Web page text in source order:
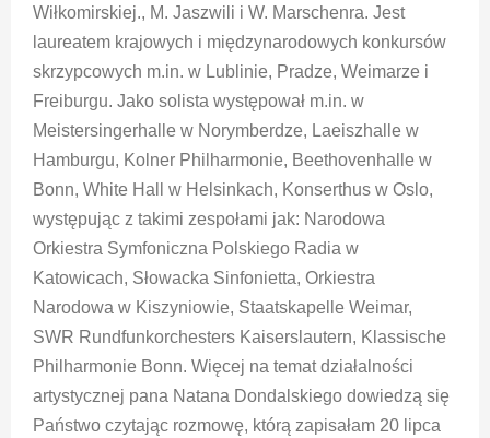
Wiłkomirskiej., M. Jaszwili i W. Marschenra. Jest
laureatem krajowych i międzynarodowych konkursów
skrzypcowych m.in. w Lublinie, Pradze, Weimarze i
Freiburgu. Jako solista występował m.in. w
Meistersingerhalle w Norymberdze, Laeiszhalle w
Hamburgu, Kolner Philharmonie, Beethovenhalle w
Bonn, White Hall w Helsinkach, Konserthus w Oslo,
występując z takimi zespołami jak: Narodowa
Orkiestra Symfoniczna Polskiego Radia w
Katowicach, Słowacka Sinfonietta, Orkiestra
Narodowa w Kiszyniowie, Staatskapelle Weimar,
SWR Rundfunkorchesters Kaiserslautern, Klassische
Philharmonie Bonn. Więcej na temat działalności
artystycznej pana Natana Dondalskiego dowiedzą się
Państwo czytając rozmowę, którą zapisałam 20 lipca